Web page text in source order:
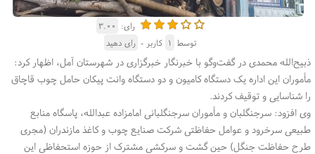
رای: ۳.۰۰
توسط ۱ کاربر - رای دهید
ذبیح‌الله محمدی در گفت‌وگو با خبرنگار خبرگزاری در شهرستان آمل، اظهار کرد:
مأموران این اداره یک دستگاه کامیون و دو دستگاه وانت پیکان حامل چوب قاچاق
را شناسایی و توقیف کردند.
وی افزود: سرجنگلبان و مأموران سرجنگلبانی امامزاده عبدالله، پاسگاه منابع
طبیعی سرخرود و عوامل حفاظتی شرکت صنایع چوب و کاغذ مازندران (مجری
طرح حفاظت جنگل) حین گشت و سرکشی مشترک از حوزه استحفاظی این